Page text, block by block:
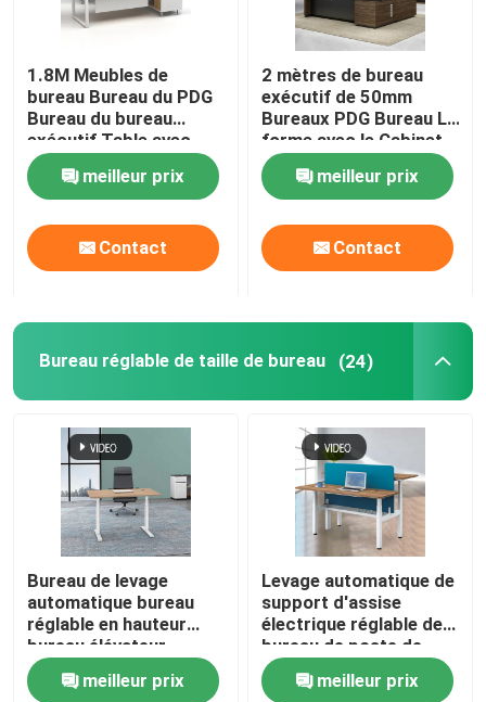
1.8M Meubles de
bureau Bureau du PDG
Bureau du bureau
exécutif Table avec
cabinet
meilleur prix
Contact
2 mètres de bureau
exécutif de 50mm
Bureaux PDG Bureau L
forme avec le Cabinet
latéral
meilleur prix
Contact
Bureau réglable de taille de bureau (24)
Bureau de levage
automatique bureau
réglable en hauteur
bureau élévateur
debout électrique en
bois
meilleur prix
Levage automatique de
support d'assise
électrique réglable de
bureau de poste de
travail de 2 personnes
meilleur prix